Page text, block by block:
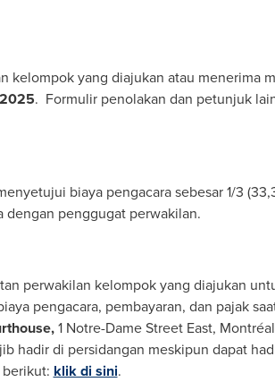
yang diajukan atau menerima
. Formulir penolakan dan petunjuk
biaya pengacara sebesar 1/3
dengan penggugat perwakilan.
perwakilan kelompok yang diajukan
pengacara, pembayaran, dan pajak
1 Notre-Dame Street East,
hadir di persidangan meskipun dapat
klik di sini.